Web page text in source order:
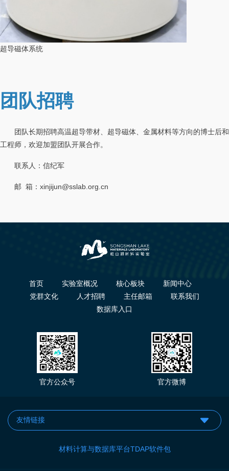
超导磁体系统
团队招聘
团队长期招聘高温超导带材、超导磁体、金属材料等方向的博士后和
工程师，欢迎加盟团队开展合作。
联系人：信纪军
邮 箱：xinjijun@sslab.org.cn
首页 实验室概况 核心板块
新闻中心
党群文化
人才招聘 主任邮箱
联系我们
数据库入口
官方公众号 官方微博
材料计算与数据库平台TDAP软件包